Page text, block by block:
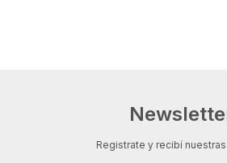
Registrate y recibí